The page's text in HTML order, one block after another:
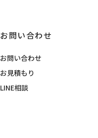
お問い合わせ
お問い合わせ
お見積もり
LINE相談